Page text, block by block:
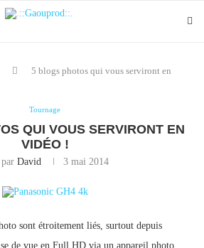
5 blogs photos qui vous serviront en
Tournage
QUI VOUS SERVIRONT EN
VIDÉO !
David 3 mai 2014
sont étroitement liés, surtout depuis
de vue en Full HD via un appareil photo